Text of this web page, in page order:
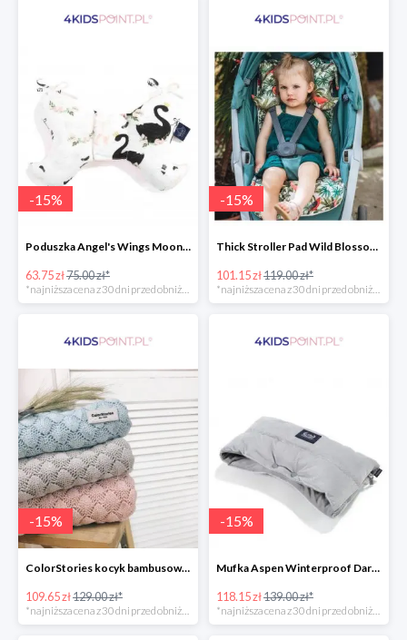
-15%
Poduszka Angel's Wings Moonlight Swan Powder Pink La Millou -15%
63.75 zł75.00 zł*
-15%
Thick Stroller Pad Wild Blossom Powder Pink Velvet Collection La Millou -15%
101.15 zł119.00 zł*
-15%
ColorStories kocyk bambusowy soft bamboo jasny szary -15%
109.65 zł129.00 zł*
*najniższa cena z 30 dni przed obniżką
-15%
Mufka Aspen Winterproof Dark Grey La Millou -15%
118.15 zł139.00 zł*
*najniższa cena z 30 dni przed obniżką